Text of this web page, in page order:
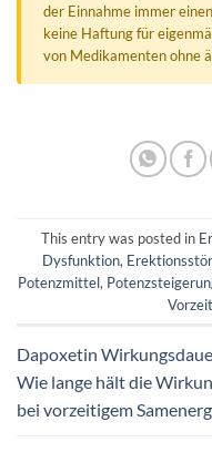
der Einnahme immer
keine Haftung für
von Medikamenten ohne
This entry was posted in
Dysfunktion,
Potenzmittel,
Dapoxetin
Wie lange hält die
bei vorzeitigem